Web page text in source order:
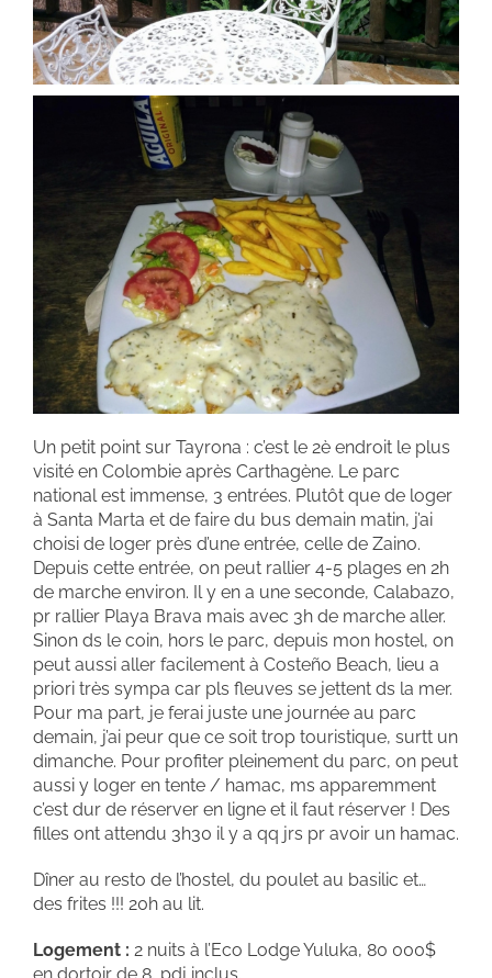
Un petit point sur Tayrona : c’est le 2è endroit le plus
visité en Colombie après Carthagène. Le parc
national est immense, 3 entrées. Plutôt que de loger
à Santa Marta et de faire du bus demain matin, j’ai
choisi de loger près d’une entrée, celle de Zaino.
Depuis cette entrée, on peut rallier 4-5 plages en 2h
de marche environ. Il y en a une seconde, Calabazo,
pr rallier Playa Brava mais avec 3h de marche aller.
Sinon ds le coin, hors le parc, depuis mon hostel, on
peut aussi aller facilement à Costeño Beach, lieu a
priori très sympa car pls fleuves se jettent ds la mer.
Pour ma part, je ferai juste une journée au parc
demain, j’ai peur que ce soit trop touristique, surtt un
dimanche. Pour profiter pleinement du parc, on peut
aussi y loger en tente / hamac, ms apparemment
c’est dur de réserver en ligne et il faut réserver ! Des
filles ont attendu 3h30 il y a qq jrs pr avoir un hamac.
Dîner au resto de l’hostel, du poulet au basilic et…
des frites !!! 20h au lit.
Logement : 2 nuits à l’Eco Lodge Yuluka, 80 000$